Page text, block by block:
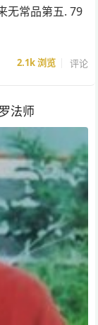
无常品第五. 79
2.1k浏览 评论
法师